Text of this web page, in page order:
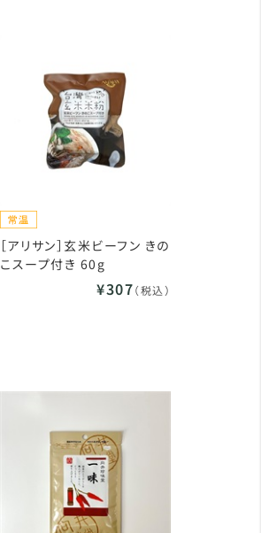
［アリサン］玄米ビーフン きの
こスープ付き 60g
¥307（税込）